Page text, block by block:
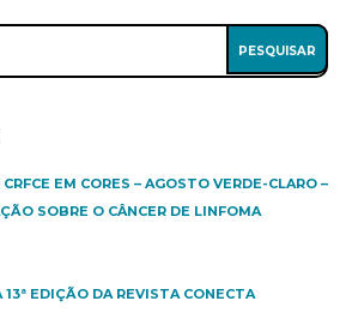
EM CORES – AGOSTO VERDE-CLARO –
SOBRE O CÂNCER DE LINFOMA
13ª EDIÇÃO DA REVISTA CONECTA